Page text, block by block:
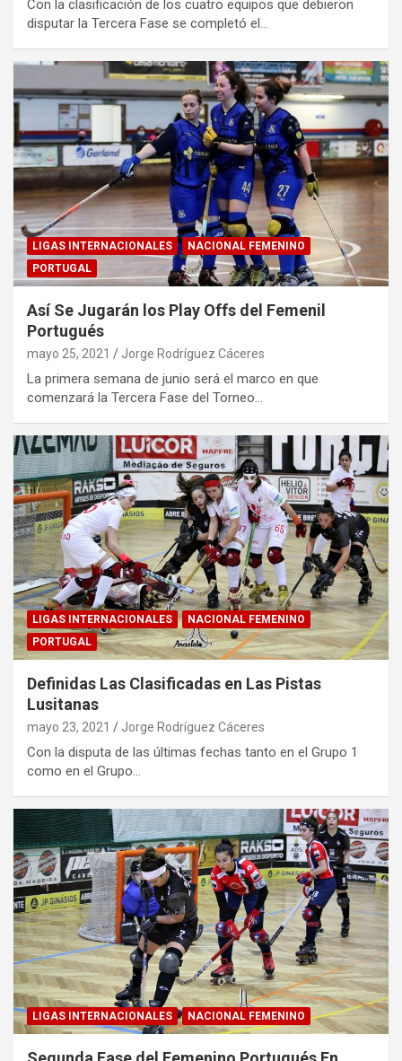
Con la clasificación de los cuatro equipos que debieron
disputar la Tercera Fase se completó el…
LIGAS INTERNACIONALES
NACIONAL FEMENINO
PORTUGAL
Así Se Jugarán los Play Offs del Femenil
Portugués
mayo 25, 2021 Jorge Rodríguez Cáceres
La primera semana de junio será el marco en que
comenzará la Tercera Fase del Torneo…
LIGAS INTERNACIONALES
NACIONAL FEMENINO
PORTUGAL
Definidas Las Clasificadas en Las Pistas
Lusitanas
mayo 23, 2021 Jorge Rodríguez Cáceres
Con la disputa de las últimas fechas tanto en el Grupo 1
como en el Grupo…
LIGAS INTERNACIONALES NACIONAL FEMENINO